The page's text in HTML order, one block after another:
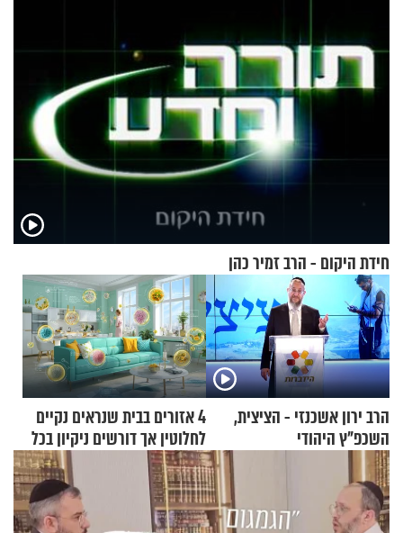
חידת היקום - הרב זמיר כהן
הרב ירון אשכנזי - הציצית,
השכפ"ץ היהודי
4 אזורים בבית שנראים נקיים
לחלוטין אך דורשים ניקיון בכל
סוף שבוע